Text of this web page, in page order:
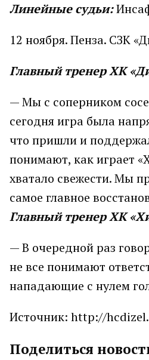
Линейные судьи:
12 ноября. Пенза. СЗК
Главный тренер ХК
— Мы с соперником
сегодня игра была
что пришли и
понимают, как играет
хватало свежести. Мы
самое главное
Главный тренер ХК
— В очередной раз
не все понимают
нападающие с нулем
Источник: http://
Поделиться